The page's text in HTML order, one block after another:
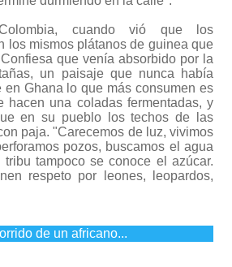
cuando vió que los
los mismos plátanos de guinea que
que venía absorbido por la
un paisaje que nunca había
en Ghana lo que más consumen es
hacen una coladas fermentadas, y
en su pueblo los techos de las
paja. "Carecemos de luz, vivimos
pozos, buscamos el agua
tampoco se conoce el azúcar.
respeto por leones, leopardos,
de un africano...